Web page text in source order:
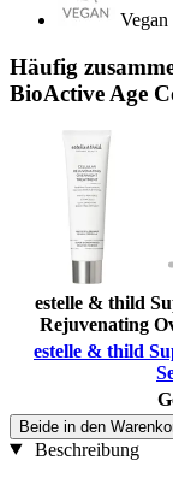
Vegan
Häufig
BioActive Age
estelle & thild
Rejuvenating
estelle & thild
Beide in den
Beschreibung